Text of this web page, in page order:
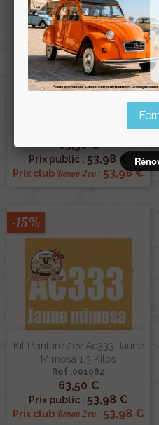
Kit Peinture 2cv Ac321 Jaune
63,50 €
Prix public : 53,98 €
Prix club Renov 2cv : 53,98 €
Kit Peinture 2cv Ac333 Jaune
Mimosa 1.3 Kilos
Ref :001062
63,50 €
Prix public : 53,98 €
Prix club Renov 2cv : 53,98 €
-15%